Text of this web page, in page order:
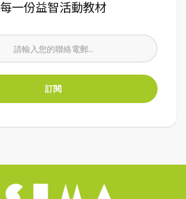
每一份益智活動教材